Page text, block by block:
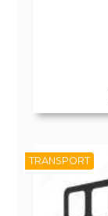
TRANSPORT